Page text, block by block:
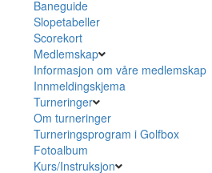
Baneguide
Slopetabeller
Scorekort
Medlemskap
Informasjon om våre medlemskap
Innmeldingskjema
Turneringer
Om turneringer
Turneringsprogram i Golfbox
Fotoalbum
Kurs/Instruksjon